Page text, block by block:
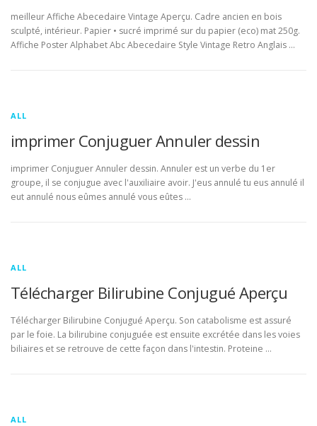
meilleur Affiche Abecedaire Vintage Aperçu. Cadre ancien en bois
sculpté, intérieur. Papier • sucré imprimé sur du papier (eco) mat 250g.
Affiche Poster Alphabet Abc Abecedaire Style Vintage Retro Anglais …
ALL
imprimer Conjuguer Annuler dessin
imprimer Conjuguer Annuler dessin. Annuler est un verbe du 1er
groupe, il se conjugue avec l'auxiliaire avoir. J'eus annulé tu eus annulé il
eut annulé nous eûmes annulé vous eûtes …
ALL
Télécharger Bilirubine Conjugué Aperçu
Télécharger Bilirubine Conjugué Aperçu. Son catabolisme est assuré
par le foie. La bilirubine conjuguée est ensuite excrétée dans les voies
biliaires et se retrouve de cette façon dans l'intestin. Proteine …
ALL